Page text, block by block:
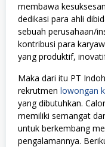
membawa
dedikasi para ahli
sebuah perusahaan/
kontribusi para
yang produktif,
Maka dari itu PT
rekrutmen lowongan
yang dibutuhkan.
memiliki semangat
untuk berkembang
pengalamannya.